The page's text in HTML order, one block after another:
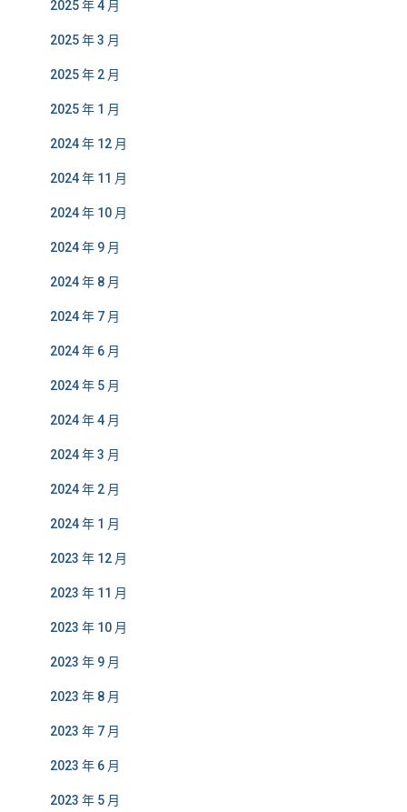
2025 年 4 月
2025 年 3 月
2025 年 2 月
2025 年 1 月
2024 年 12 月
2024 年 11 月
2024 年 10 月
2024 年 9 月
2024 年 8 月
2024 年 7 月
2024 年 6 月
2024 年 5 月
2024 年 4 月
2024 年 3 月
2024 年 2 月
2024 年 1 月
2023 年 12 月
2023 年 11 月
2023 年 10 月
2023 年 9 月
2023 年 8 月
2023 年 7 月
2023 年 6 月
2023 年 5 月